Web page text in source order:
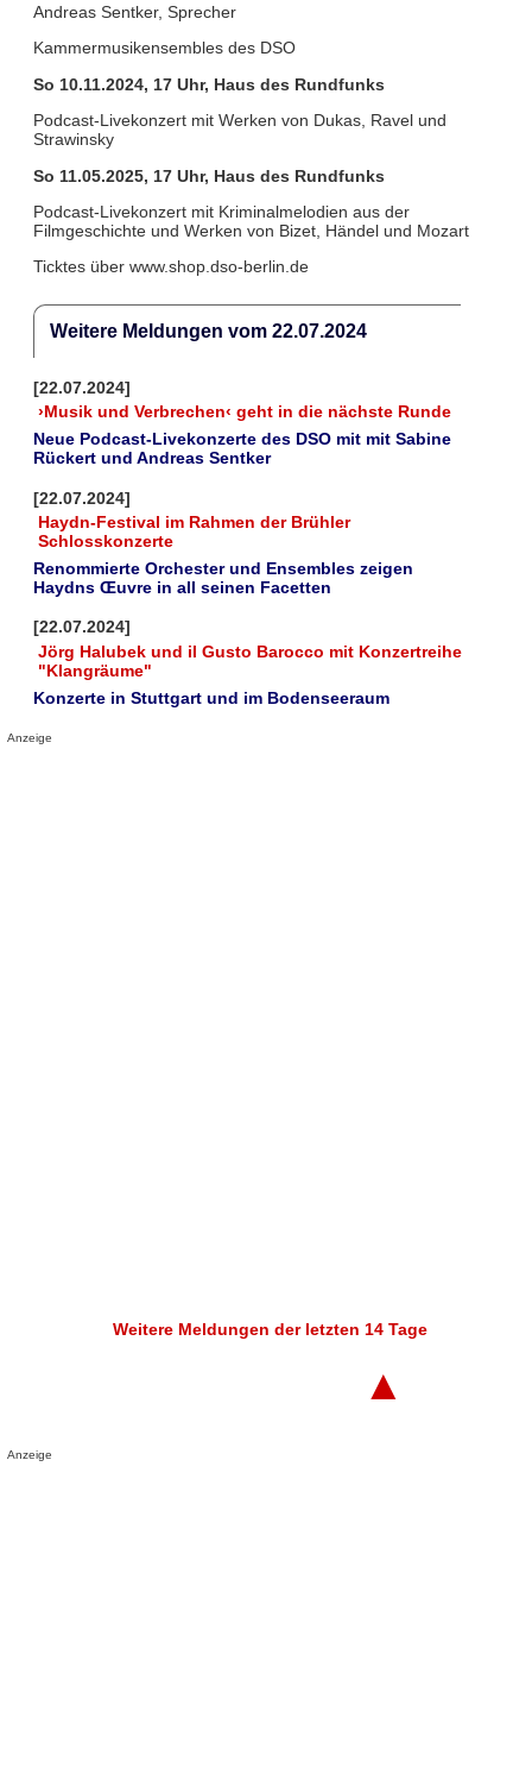
Andreas Sentker, Sprecher
Kammermusikensembles des DSO
So 10.11.2024, 17 Uhr, Haus des Rundfunks
Podcast-Livekonzert mit Werken von Dukas, Ravel und
Strawinsky
So 11.05.2025, 17 Uhr, Haus des Rundfunks
Podcast-Livekonzert mit Kriminalmelodien aus der
Filmgeschichte und Werken von Bizet, Händel und Mozart
Ticktes über www.shop.dso-berlin.de
Weitere Meldungen vom 22.07.2024
[22.07.2024]
›Musik und Verbrechen‹ geht in die nächste Runde
Neue Podcast-Livekonzerte des DSO mit mit Sabine
Rückert und Andreas Sentker
[22.07.2024]
Haydn-Festival im Rahmen der Brühler
Schlosskonzerte
Renommierte Orchester und Ensembles zeigen
Haydns Œuvre in all seinen Facetten
[22.07.2024]
Jörg Halubek und il Gusto Barocco mit Konzertreihe
"Klangräume"
Konzerte in Stuttgart und im Bodenseeraum
Anzeige
Weitere Meldungen der letzten 14 Tage
▲
Anzeige